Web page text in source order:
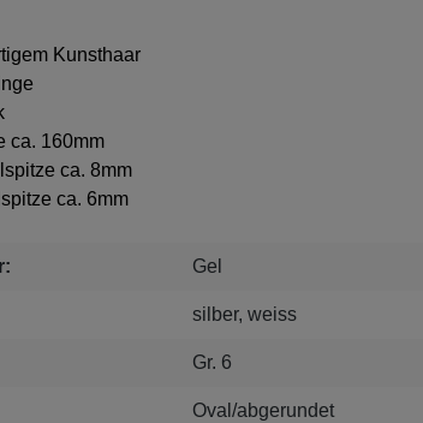
Kunsthaar
ca. 160mm
ca. 8mm
ca. 6mm
Gel
silber, weiss
Gr. 6
Oval/abgerundet